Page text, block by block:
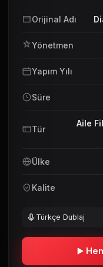
Orijinal Adı
Yönetmen
Yapım Yılı
Süre
Tür
Aile
Ülke
Kalite
Türkçe Dublaj